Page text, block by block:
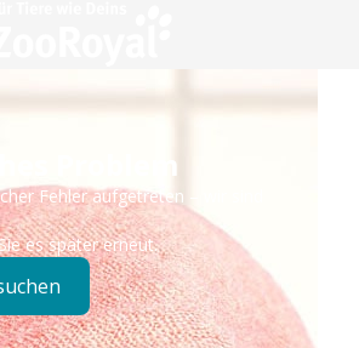
Problem
Fehler aufgetreten – wir sind
es später erneut.